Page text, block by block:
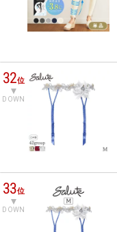
32位
DOWN
33位
DOWN